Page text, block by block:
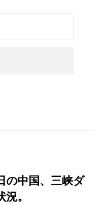
の中国、三峡ダ
。